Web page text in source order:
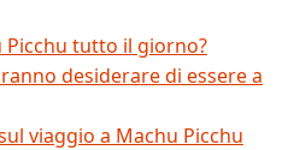
Picchu tutto il giorno?
desiderare di essere a
viaggio a Machu Picchu